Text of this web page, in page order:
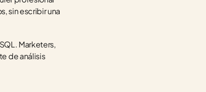
sin escribir una
Marketers,
de análisis